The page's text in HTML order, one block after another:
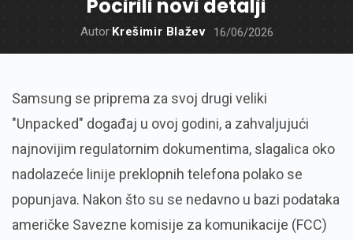
Pocirili novi detalji
Autor Krešimir Blažev 16/06/2026
Samsung se priprema za svoj drugi veliki
"Unpacked" događaj u ovoj godini, a zahvaljujući
najnovijim regulatornim dokumentima, slagalica oko
nadolazeće linije preklopnih telefona polako se
popunjava. Nakon što su se nedavno u bazi podataka
američke Savezne komisije za komunikacije (FCC)